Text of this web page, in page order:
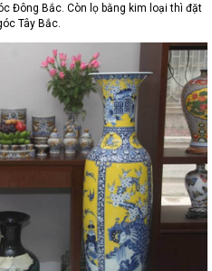
Đông Bắc. Còn lọ bằng kim loại thì đặt
Tây Bắc.